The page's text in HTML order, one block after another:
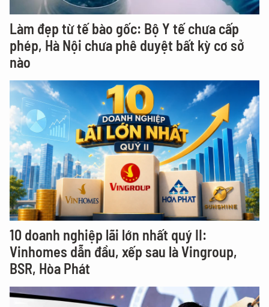
Làm đẹp từ tế bào gốc: Bộ Y tế chưa cấp
phép, Hà Nội chưa phê duyệt bất kỳ cơ sở
nào
10 doanh nghiệp lãi lớn nhất quý II:
Vinhomes dẫn đầu, xếp sau là Vingroup,
BSR, Hòa Phát